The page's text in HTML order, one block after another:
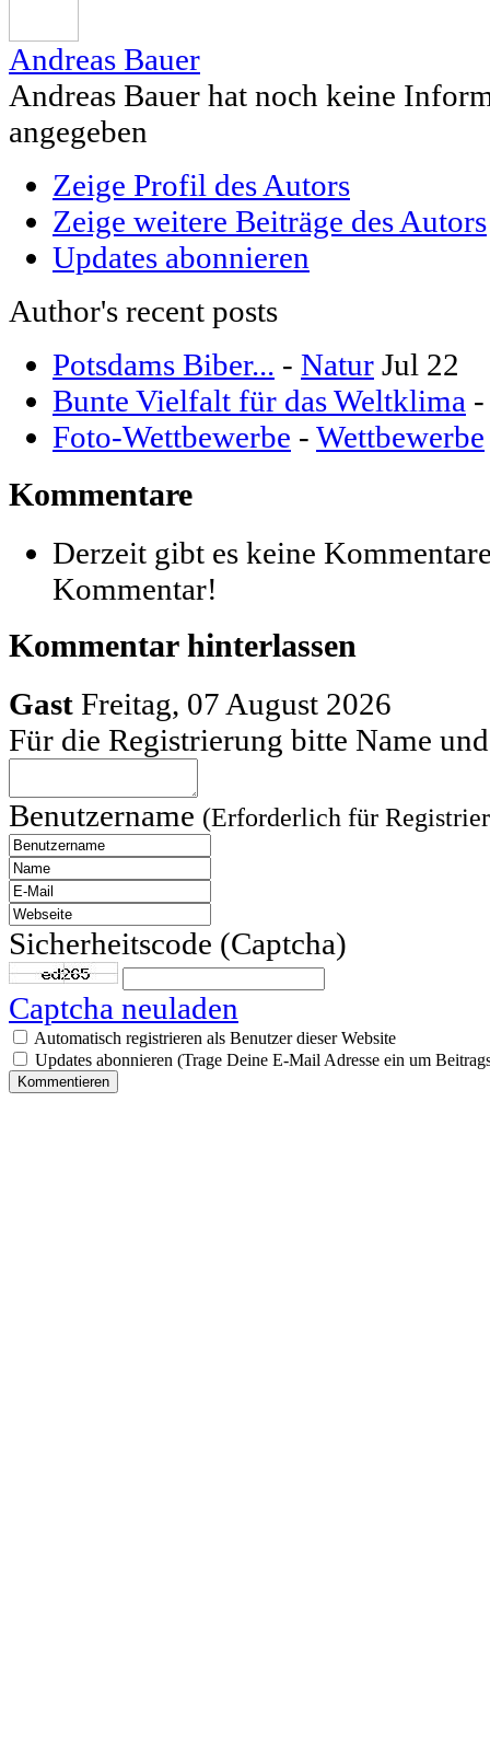
Andreas Bauer
Andreas Bauer hat noch keine
angegeben
Zeige Profil des Autors
Zeige weitere Beiträge des Autors
Updates abonnieren
Author's recent posts
Potsdams Biber... - Natur Jul 22
Bunte Vielfalt für das Weltklima
Foto-Wettbewerbe - Wettbewerbe
Kommentare
Derzeit gibt es keine
Kommentar!
Kommentar hinterlassen
Gast Freitag, 07 August 2026
Für die Registrierung bitte Name
Benutzername (Erforderlich für
Sicherheitscode (Captcha)
Captcha neuladen
Automatisch registrieren als Benutzer dieser Website
Updates abonnieren (Trage Deine E-Mail Adresse ein um